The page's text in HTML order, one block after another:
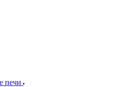
печи